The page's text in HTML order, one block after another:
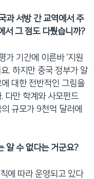
과 서방 간 교역에서 주
서 그 점도 다뤘습니까?
가 기간에 이른바 ‘지원
. 하지만 중국 정부가 알
대한 전반적인 그림을
다만 학계와 사모펀드
규모가 9천억 달러에
알 수 없다는 거군요?
에 따라 운영되고 있다